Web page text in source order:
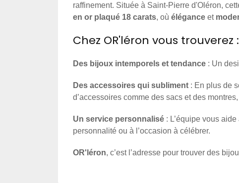
raffinement. Située à Saint-Pierre d'Oléron,
en or plaqué 18 carats, où élégance et
Chez OR'léron vous trouverez :
Des bijoux intemporels et tendance : Un
Des accessoires qui subliment : En plus de
d’accessoires comme des sacs et des
Un service personnalisé : L’équipe vous
personnalité ou à l’occasion à célébrer.
OR'léron, c’est l’adresse pour trouver des